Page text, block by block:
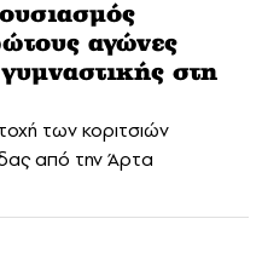
αγώνες
στη
των κοριτσιών
από την Άρτα